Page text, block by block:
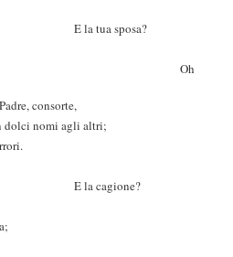
sposa?
consorte,
dolci nomi agli altri;